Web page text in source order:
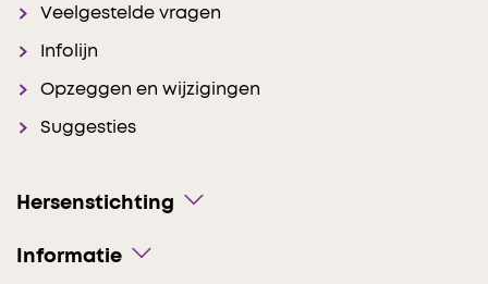
Veelgestelde vragen
Infolijn
Opzeggen en wijzigingen
Suggesties
Hersenstichting
Informatie